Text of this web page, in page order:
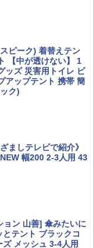
を祝して！
の歩き方A ヨーロッ
ピーク) 着替えテン
【中が透けない】 1
ッズ 災害用トイレ ビ
アップテント 携帯 簡
ク)
ましテレビで紹介》
幅200 2-3人用 43
ン 山善] 傘みたいに
テント ブラックコ
メッシュ 3-4人用